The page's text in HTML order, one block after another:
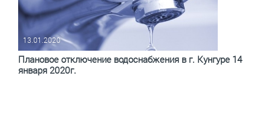
13.01.2020
Плановое отключение водоснабжения в г. Кунгуре 14
января 2020г.